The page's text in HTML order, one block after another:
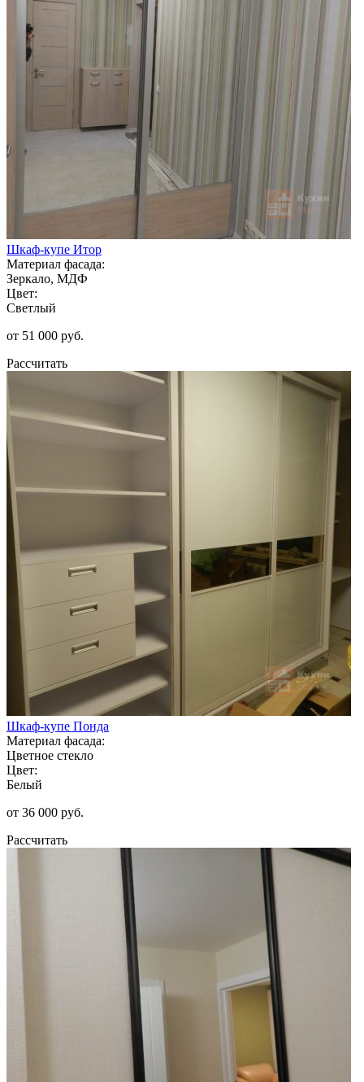
Шкаф-купе Итор
Материал фасада:
Зеркало, МДФ
Цвет:
Светлый
от 51 000 руб.
Рассчитать
Шкаф-купе Понда
Материал фасада:
Цветное стекло
Цвет:
Белый
от 36 000 руб.
Рассчитать